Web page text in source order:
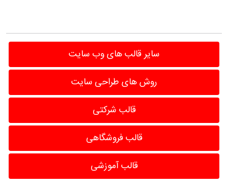
سایر قالب های وب سایت
روش های طراحی سایت
قالب شرکتی
قالب فروشگاهی
قالب آموزشی